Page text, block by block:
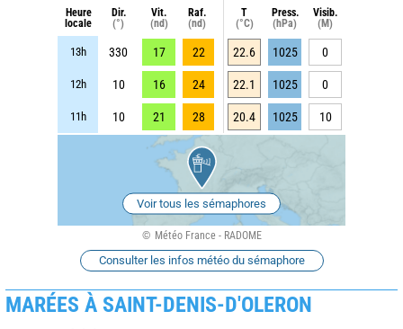
Heure
locale
Dir.
(°)
Vit.
(nd)
Raf.
(nd)
T
(°C)
Press.
(hPa)
Visib.
(M)
13h 330 17 22 22.6 1025 0
12h 10 16 24 22.1 1025 0
11h 10 21 28 20.4 1025 10
Voir tous les sémaphores
Météo France - RADOME
Consulter les infos météo du sémaphore
MARÉES À SAINT-DENIS-D'OLERON